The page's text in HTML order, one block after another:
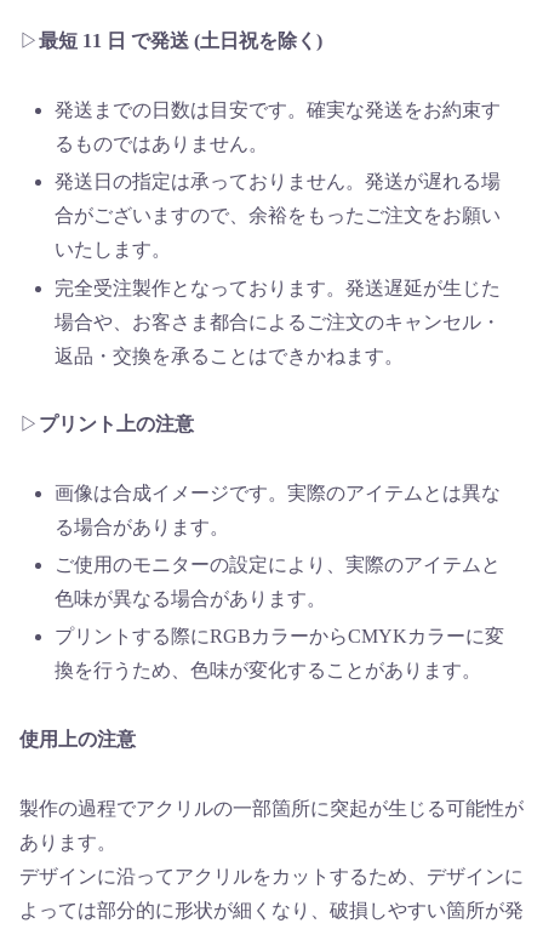
▷最短 11 日 で発送 (土日祝を除く)
発送までの日数は目安です。確実な発送をお約束す
るものではありません。
発送日の指定は承っておりません。発送が遅れる場
合がございますので、余裕をもったご注文をお願い
いたします。
完全受注製作となっております。発送遅延が生じた
場合や、お客さま都合によるご注文のキャンセル・
返品・交換を承ることはできかねます。
▷ プリント上の注意
画像は合成イメージです。実際のアイテムとは異な
る場合があります。
ご使用のモニターの設定により、実際のアイテムと
色味が異なる場合があります。
プリントする際にRGBカラーからCMYKカラーに変
換を行うため、色味が変化することがあります。
使用上の注意
製作の過程でアクリルの一部箇所に突起が生じる可能性が
あります。
デザインに沿ってアクリルをカットするため、デザインに
よっては部分的に形状が細くなり、破損しやすい箇所が発